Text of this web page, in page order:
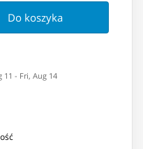
Do koszyka
11 - Fri, Aug 14